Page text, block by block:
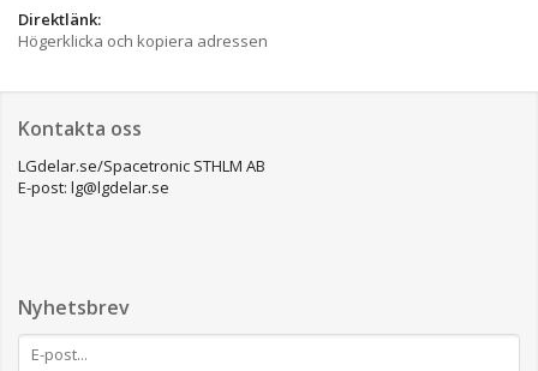
Direktlänk:
Högerklicka och kopiera adressen
Kontakta oss
LGdelar.se/Spacetronic STHLM AB
E-post: lg@lgdelar.se
Nyhetsbrev